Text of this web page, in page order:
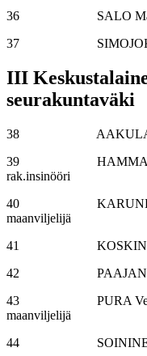
36 SALO Marika,
37 SIMOJOKI
III
38 AAKULA Kari,
39 HAMMARÉN
rak.insinööri
40 KARUNEN
maanviljelijä
41 KOSKINEN
42 PAAJANEN
43 PURA Veli-
maanviljelijä
44 SOININEN